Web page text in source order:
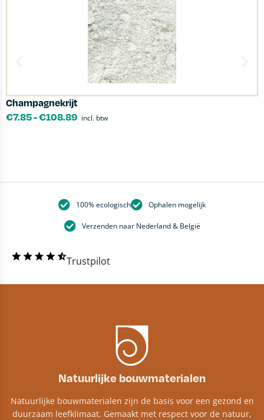
Champagnekrijt
€7.85-€108.89 incl. btw
100% ecologisch Ophalen mogelijk
Verzenden naar Nederland & België
Trustpilot
Natuurlijke bouwmaterialen
Natuurlijke bouwmaterialen zijn de basis voor een gezond en
duurzaam leefklimaat. Gemaakt met respect voor de natuur,